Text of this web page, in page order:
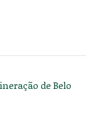
de Belo